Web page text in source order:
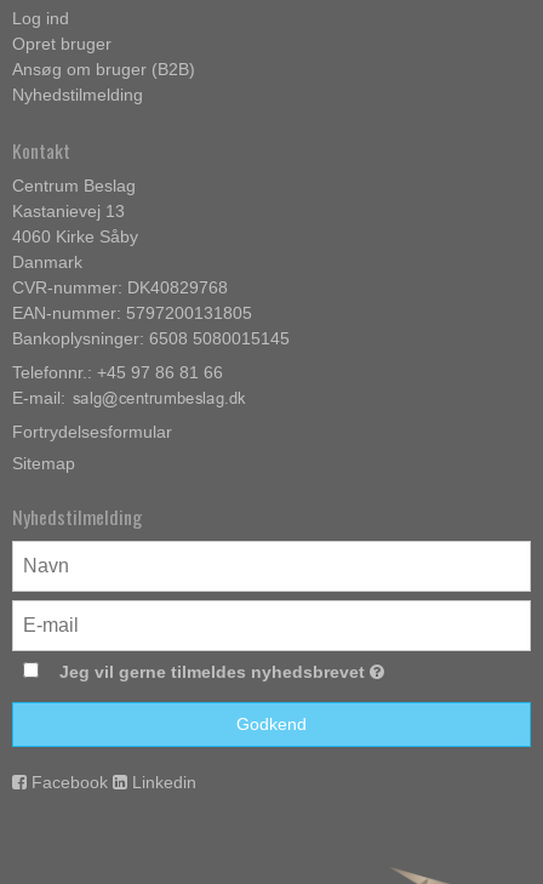
Log ind
Opret bruger
Ansøg om bruger (B2B)
Nyhedstilmelding
Kontakt
Centrum Beslag
Kastanievej 13
4060 Kirke Såby
Danmark
CVR-nummer: DK40829768
EAN-nummer: 5797200131805
Bankoplysninger: 6508 5080015145
Telefonnr.: +45 97 86 81 66
E-mail:
Fortrydelsesformular
Sitemap
Nyhedstilmelding
Jeg vil gerne tilmeldes nyhedsbrevet
Godkend
Facebook Linkedin